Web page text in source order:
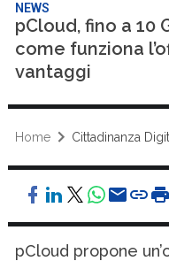
NEWS
pCloud, fino a 10
come funziona
vantaggi
Home Cittadinanza
pCloud propone